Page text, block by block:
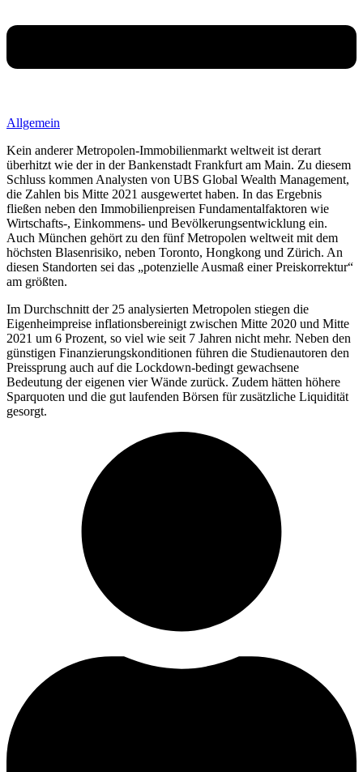
Allgemein
Kein anderer Metropolen-Immobilienmarkt weltweit ist derart
überhitzt wie der in der Bankenstadt Frankfurt am Main. Zu diesem
Schluss kommen Analysten von UBS Global Wealth Management,
die Zahlen bis Mitte 2021 ausgewertet haben. In das Ergebnis
fließen neben den Immobilienpreisen Fundamentalfaktoren wie
Wirtschafts-, Einkommens- und Bevölkerungsentwicklung ein.
Auch München gehört zu den fünf Metropolen weltweit mit dem
höchsten Blasenrisiko, neben Toronto, Hongkong und Zürich. An
diesen Standorten sei das „potenzielle Ausmaß einer Preiskorrektur“
am größten.
Im Durchschnitt der 25 analysierten Metropolen stiegen die
Eigenheimpreise inflationsbereinigt zwischen Mitte 2020 und Mitte
2021 um 6 Prozent, so viel wie seit 7 Jahren nicht mehr. Neben den
günstigen Finanzierungskonditionen führen die Studienautoren den
Preissprung auch auf die Lockdown-bedingt gewachsene
Bedeutung der eigenen vier Wände zurück. Zudem hätten höhere
Sparquoten und die gut laufenden Börsen für zusätzliche Liquidität
gesorgt.